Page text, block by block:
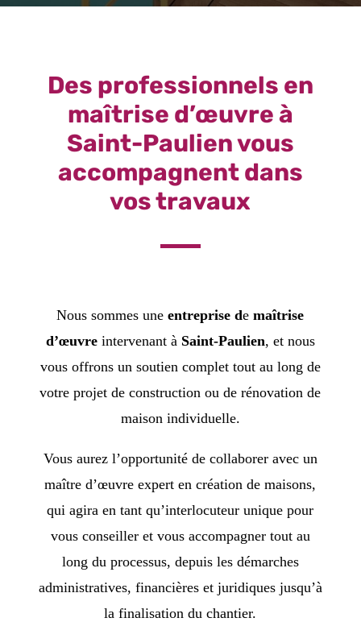
Des professionnels en
maîtrise d’œuvre à
Saint-Paulien vous
accompagnent dans
vos travaux
Nous sommes uneentreprise demaîtrise
d’œuvreintervenant à Saint-Paulien, et nous
vous offrons un soutien complet tout au long de
votre projet de construction ou de rénovation de
maison individuelle.
Vous aurez l’opportunité de collaborer avec un
maître d’œuvre expert en création de maisons,
qui agira en tant qu’interlocuteur unique pour
vous conseiller et vous accompagner tout au
long du processus, depuis les démarches
administratives, financières et juridiques jusqu’à
la finalisation du chantier.